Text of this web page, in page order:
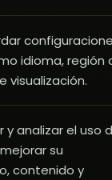
idioma, región
visualización.
y analizar el uso
su
contenido y